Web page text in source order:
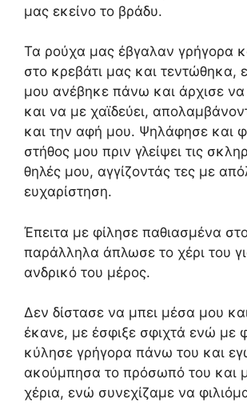
μας εκείνο το βράδυ.
Τα ρούχα μας έβγαλαν γρήγορα
στο κρεβάτι μας και τεντώθηκα,
μου ανέβηκε πάνω και άρχισε να
και να με χαϊδεύει,
και την αφή μου. Ψηλάφησε και
στήθος μου πριν γλείψει τις
θηλές μου, αγγίζοντάς τες με
ευχαρίστηση.
Έπειτα με φίλησε παθιασμένα
παράλληλα άπλωσε το χέρι του
ανδρικό του μέρος.
Δεν δίστασε να μπει μέσα μου
έκανε, με έσφιξε σφιχτά ενώ με
κύλησε γρήγορα πάνω του και
ακούμπησα το πρόσωπό του και
χέρια, ενώ συνεχίζαμε να